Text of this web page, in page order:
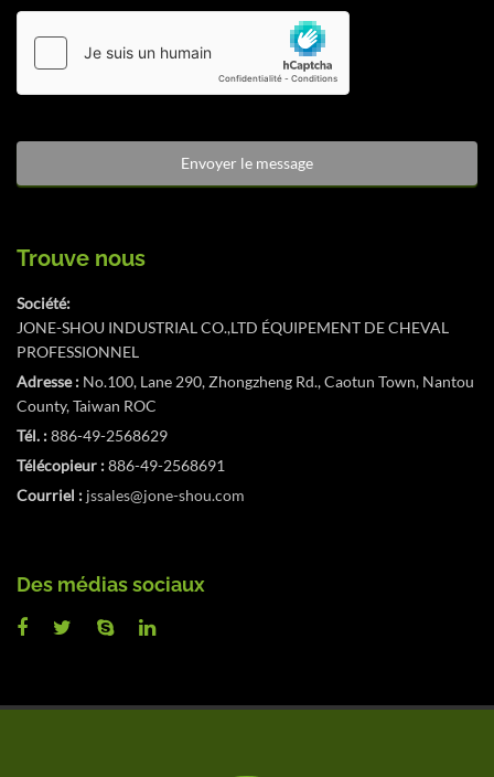
Trouve nous
Société:
JONE-SHOU INDUSTRIAL CO.,LTD ÉQUIPEMENT DE CHEVAL
PROFESSIONNEL
Adresse : No.100, Lane 290, Zhongzheng Rd., Caotun Town, Nantou
County, Taiwan ROC
Tél. :886-49-2568629
Télécopieur :886-49-2568691
Courriel : jssales@jone-shou.com
Des médias sociaux